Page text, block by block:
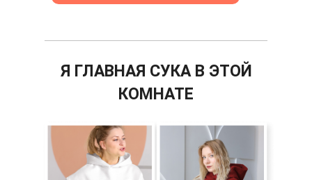
Я ГЛАВНАЯ СУКА В ЭТОЙ
КОМНАТЕ